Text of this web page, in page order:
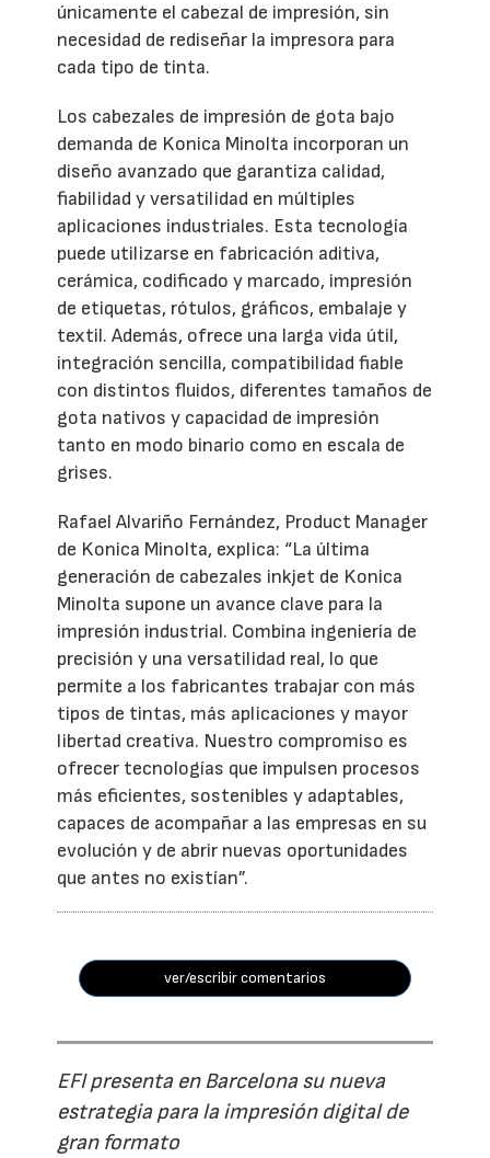
únicamente el cabezal de impresión, sin
necesidad de rediseñar la impresora para
cada tipo de tinta.
Los cabezales de impresión de gota bajo
demanda de Konica Minolta incorporan un
diseño avanzado que garantiza calidad,
fiabilidad y versatilidad en múltiples
aplicaciones industriales. Esta tecnología
puede utilizarse en fabricación aditiva,
cerámica, codificado y marcado, impresión
de etiquetas, rótulos, gráficos, embalaje y
textil. Además, ofrece una larga vida útil,
integración sencilla, compatibilidad fiable
con distintos fluidos, diferentes tamaños de
gota nativos y capacidad de impresión
tanto en modo binario como en escala de
grises.
Rafael Alvariño Fernández, Product Manager
de Konica Minolta, explica: “La última
generación de cabezales inkjet de Konica
Minolta supone un avance clave para la
impresión industrial. Combina ingeniería de
precisión y una versatilidad real, lo que
permite a los fabricantes trabajar con más
tipos de tintas, más aplicaciones y mayor
libertad creativa. Nuestro compromiso es
ofrecer tecnologías que impulsen procesos
más eficientes, sostenibles y adaptables,
capaces de acompañar a las empresas en su
evolución y de abrir nuevas oportunidades
que antes no existían”.
ver/escribir comentarios
EFI presenta en Barcelona su nueva
estrategia para la impresión digital de
gran formato